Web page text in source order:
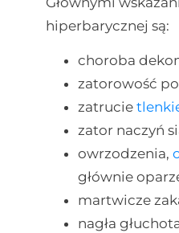
hiperbarycznej są:
choroba
zatorowość
zatrucie
zator naczyń
owrzodzenia,
głównie
martwicze
nagła